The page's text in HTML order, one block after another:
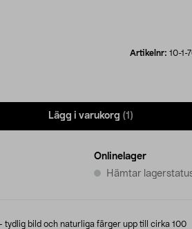
Artikelnr: 10-1-
Lägg i varukorg (1)
Onlinelager
Hämtar
tydlig bild och naturliga färger upp till cirka 100